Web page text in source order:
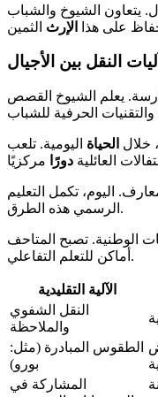
يتعاون الشيوخ والشباب
على هذا
الإرث
آليات النقل بين الأجيال
يعلم الشيوخ القصص
، خلال الحياة اليومية. تلعب
العائلية دورًا
اليوم، تكمل التعليم
الرسمي هذه الطرق.
الوطنية. تصبح المتاحف
أماكن للتعلم التفاعلي.
الآلية التقليدية
النقل الشفوي
والملاحظة
الطقوس المبادرة (مثل:
بورو)
المشاركة في